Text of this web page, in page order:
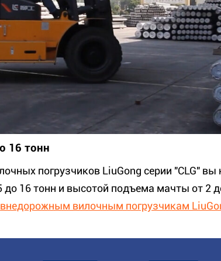
16 тонн
погрузчиков LiuGong серии "CLG" вы
до 16 тонн и высотой подъема мачты от 2
внедорожным вилочным погрузчикам